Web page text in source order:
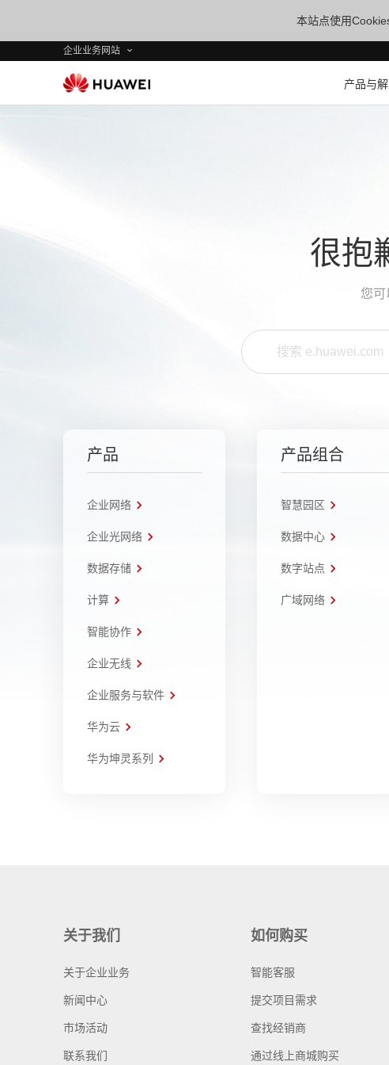
本站点使用
企业业务网站
产品与
很抱
您可
产品
企业网络
企业光网络
数据存储
计算
智能协作
企业无线
企业服务与软件
华为云
华为坤灵系列
产品组合
智慧园区
数据中心
数字站点
广域网络
关于我们
关于企业业务
新闻中心
市场活动
联系我们
如何购买
智能客服
提交项目需求
查找经销商
通过线上商城购买